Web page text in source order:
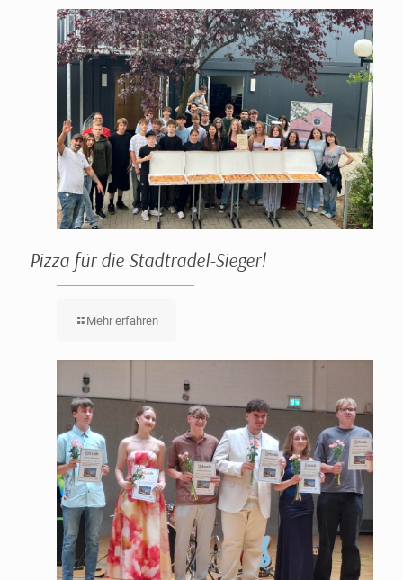
Pizza für die Stadtradel-Sieger!
Mehr erfahren